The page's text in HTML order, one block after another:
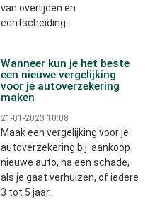
van overlijden en
echtscheiding.
Wanneer kun je het beste
een nieuwe vergelijking
voor je autoverzekering
maken
21-01-2023 10:08
Maak een vergelijking voor je
autoverzekering bij: aankoop
nieuwe auto, na een schade,
als je gaat verhuizen, of iedere
3 tot 5 jaar.